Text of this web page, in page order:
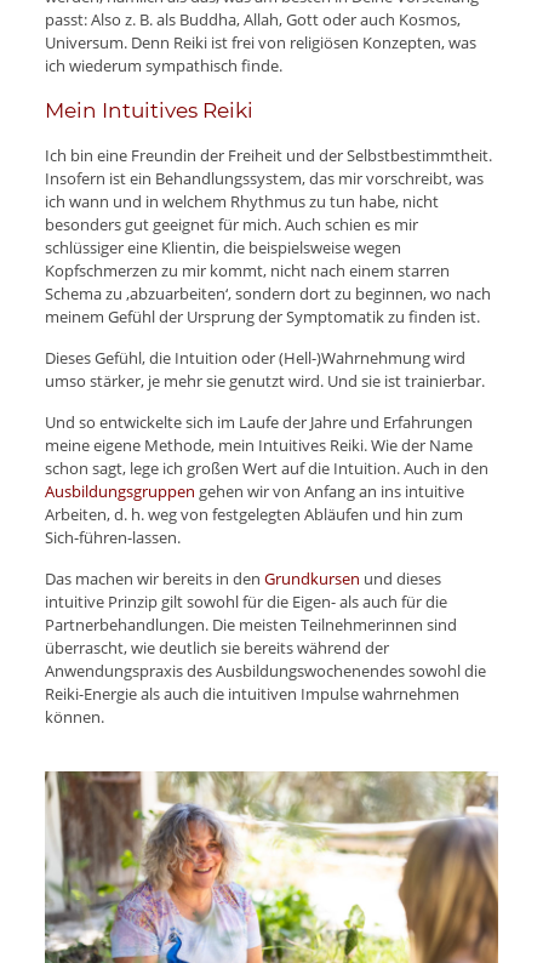
passt: Also z. B. als Buddha, Allah, Gott oder auch Kosmos,
Universum. Denn Reiki ist frei von religiösen Konzepten, was
ich wiederum sympathisch finde.
Mein Intuitives Reiki
Ich bin eine Freundin der Freiheit und der Selbstbestimmtheit.
Insofern ist ein Behandlungssystem, das mir vorschreibt, was
ich wann und in welchem Rhythmus zu tun habe, nicht
besonders gut geeignet für mich. Auch schien es mir
schlüssiger eine Klientin, die beispielsweise wegen
Kopfschmerzen zu mir kommt, nicht nach einem starren
Schema zu ‚abzuarbeiten‘, sondern dort zu beginnen, wo nach
meinem Gefühl der Ursprung der Symptomatik zu finden ist.
Dieses Gefühl, die Intuition oder (Hell-)Wahrnehmung wird
umso stärker, je mehr sie genutzt wird. Und sie ist trainierbar.
Und so entwickelte sich im Laufe der Jahre und Erfahrungen
meine eigene Methode, mein Intuitives Reiki. Wie der Name
schon sagt, lege ich großen Wert auf die Intuition. Auch in den
Ausbildungsgruppen gehen wir von Anfang an ins intuitive
Arbeiten, d. h. weg von festgelegten Abläufen und hin zum
Sich-führen-lassen.
Das machen wir bereits in den Grundkursen und dieses
intuitive Prinzip gilt sowohl für die Eigen- als auch für die
Partnerbehandlungen. Die meisten Teilnehmerinnen sind
überrascht, wie deutlich sie bereits während der
Anwendungspraxis des Ausbildungswochenendes sowohl die
Reiki-Energie als auch die intuitiven Impulse wahrnehmen
können.